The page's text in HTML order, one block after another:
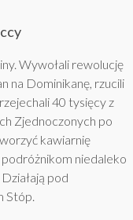
Wywołali rewolucję
na Dominikanę, rzucili
40 tysięcy z
Zjednoczonych po
kawiarnię
niedaleko
pod
Stóp.